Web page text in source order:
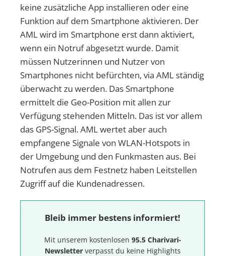
keine zusätzliche App installieren oder eine
Funktion auf dem Smartphone aktivieren. Der
AML wird im Smartphone erst dann aktiviert,
wenn ein Notruf abgesetzt wurde. Damit
müssen Nutzerinnen und Nutzer von
Smartphones nicht befürchten, via AML ständig
überwacht zu werden. Das Smartphone
ermittelt die Geo-Position mit allen zur
Verfügung stehenden Mitteln. Das ist vor allem
das GPS-Signal. AML wertet aber auch
empfangene Signale von WLAN-Hotspots in
der Umgebung und den Funkmasten aus. Bei
Notrufen aus dem Festnetz haben Leitstellen
Zugriff auf die Kundenadressen.
Bleib immer bestens informiert!
Mit unserem kostenlosen 95.5 Charivari-
Newsletterverpasst du keine Highlights